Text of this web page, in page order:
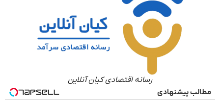
رسانه اقتصادی کیان آنلاین
مطالب پیشنهادی